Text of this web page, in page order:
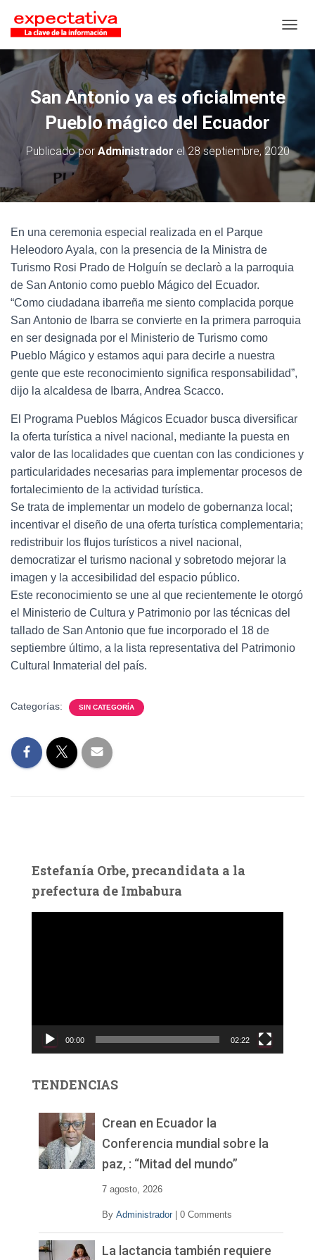
San Antonio ya es oficialmente
Pueblo mágico del Ecuador
Publicado porAdministrador el28 septiembre, 2020
En una ceremonia especial realizada en el Parque
Heleodoro Ayala, con la presencia de la Ministra de
Turismo Rosi Prado de Holguín se declarò a la parroquia
de San Antonio como pueblo Mágico del Ecuador.
“Como ciudadana ibarreña me siento complacida porque
San Antonio de Ibarra se convierte en la primera parroquia
en ser designada por el Ministerio de Turismo como
Pueblo Mágico y estamos aqui para decirle a nuestra
gente que este reconocimiento significa responsabilidad”,
dijo la alcaldesa de Ibarra, Andrea Scacco.
El Programa Pueblos Mágicos Ecuador busca diversificar
la oferta turística a nivel nacional, mediante la puesta en
valor de las localidades que cuentan con las condiciones y
particularidades necesarias para implementar procesos de
fortalecimiento de la actividad turística.
Se trata de implementar un modelo de gobernanza local;
incentivar el diseño de una oferta turística complementaria;
redistribuir los flujos turísticos a nivel nacional,
democratizar el turismo nacional y sobretodo mejorar la
imagen y la accesibilidad del espacio público.
Este reconocimiento se une al que recientemente le otorgó
el Ministerio de Cultura y Patrimonio por las técnicas del
tallado de San Antonio que fue incorporado el 18 de
septiembre último, a la lista representativa del Patrimonio
Cultural Inmaterial del país.
Categorías: SIN CATEGORÍA
Estefanía Orbe, precandidata a la
prefectura de Imbabura
c
d
00:00 02:22
TENDENCIAS
Crean en Ecuador la
Conferencia mundial sobre la
paz, : “Mitad del mundo”
7 agosto, 2026
By Administrador 0 Comments
La lactancia también requiere